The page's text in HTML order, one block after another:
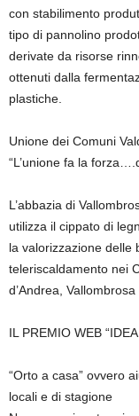
con stabilimento
tipo di pannolino
derivate da risorse
ottenuti dalla
plastiche.
Unione dei Comuni
“L’unione fa la
L’abbazia di
utilizza il cippato di
la valorizzazione delle
teleriscaldamento nei
d’Andrea,
IL PREMIO WEB
“Orto a casa” ovvero
locali e di stagione